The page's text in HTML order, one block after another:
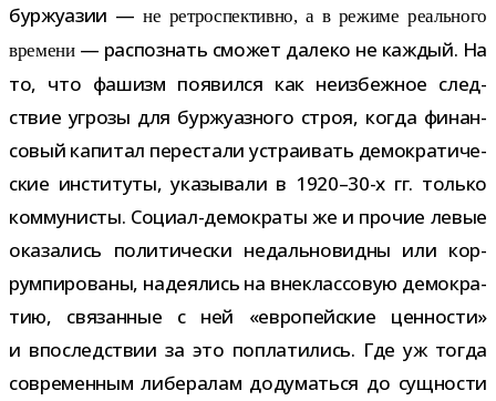
бур­жу­а­зии —не ретро­спек­тивно, а в режиме реаль­ного
вре­мени— рас­по­знать смо­жет далеко не каж­дый. На
то, что фашизм появился как неиз­беж­ное след­
ствие угрозы для бур­жу­аз­ного строя, когда финан­
со­вый капи­тал пере­стали устра­и­вать демо­кра­ти­че­
ские инсти­туты, ука­зы­вали в 1920–30-х гг. только
ком­му­ни­сты. Социал-​демократы же и про­чие левые
ока­за­лись поли­ти­че­ски недаль­но­видны или кор­
рум­пи­ро­ваны, наде­я­лись на вне­клас­со­вую демо­кра­
тию, свя­зан­ные с ней «евро­пей­ские цен­но­сти»
и впо­след­ствии за это попла­ти­лись. Где уж тогда
совре­мен­ным либе­ра­лам доду­маться до сущ­но­сти